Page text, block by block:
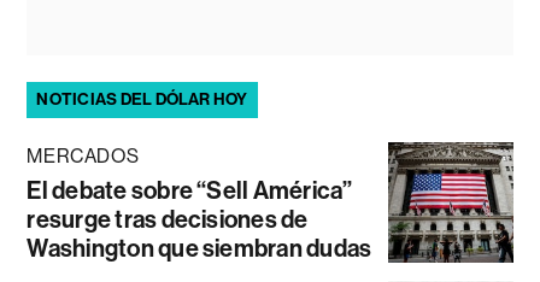
NOTICIAS DEL DÓLAR HOY
MERCADOS
El debate sobre “Sell América”
resurge tras decisiones de
Washington que siembran dudas